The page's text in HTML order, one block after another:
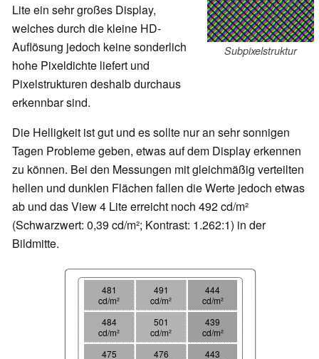
Subpixelstruktur
Lite ein sehr großes Display,
welches durch die kleine HD-
Auflösung jedoch keine sonderlich
hohe Pixeldichte liefert und
Pixelstrukturen deshalb durchaus
erkennbar sind.
Die Helligkeit ist gut und es sollte nur an sehr sonnigen
Tagen Probleme geben, etwas auf dem Display erkennen
zu können. Bei den Messungen mit gleichmäßig verteilten
hellen und dunklen Flächen fallen die Werte jedoch etwas
ab und das View 4 Lite erreicht noch 492 cd/m²
(Schwarzwert: 0,39 cd/m²; Kontrast: 1.262:1) in der
Bildmitte.
481
cd/m²
491
cd/m²
444
cd/m²
484
cd/m²
501
cd/m²
439
cd/m²
475
476
443